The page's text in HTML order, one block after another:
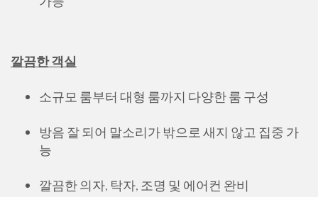
깔끔한 객실
소규모 룸부터 대형 룸까지 다양한 룸 구성
방음 잘 되어 말소리가 밖으로 새지 않고 집중 가
능
깔끔한 의자, 탁자, 조명 및 에어컨 완비